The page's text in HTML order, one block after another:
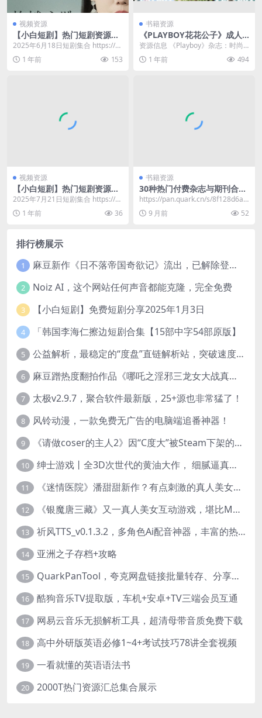
视频资源
【小白短剧】热门短剧资源分
享2025年6月18日
2025年6月18日短剧集合 https://p
an.quark.cn/s/47...
1 年前 153
书籍资源
《PLAYBOY花花公子》成人
杂志2017-2024合集pdf电子
版下载 【12.6GB】
资源信息 《Playboy》杂志：时尚
与生活方式的标杆 资源目录 ├──&
nbs...1 年前 494
视频资源
【小白短剧】热门短剧资源分
享2025年7月21日
2025年7月21日短剧集合 https://p
an.quark.cn/s/97...
1 年前 36
书籍资源
30种热门付费杂志与期刊合
集-2025 ‖ 更新中
​https://pan.quark.cn/s/8f128d6aff
1b 📁 热...
9 月前 52
排行榜展示
1 麻豆新作《日不落帝国奇欲记》流出，已解除登录验证！
2 Noiz AI，这个网站任何声音都能克隆，完全免费
3 【小白短剧】免费短剧分享2025年1月3日
4 「韩国李海仁擦边短剧合集【15部中字54部原版】
5 公益解析，最稳定的“度盘”直链解析站，突破速度限制
6 麻豆蹭热度翻拍作品《哪吒之淫邪三龙女大战真阳魔童》 已上线
7 太极v2.9.7，聚合软件最新版，25+源也非常猛了！
8 风铃动漫，一款免费无广告的电脑端追番神器！
9 《请做coser的主人2》因“C度大”被Steam下架的真人美女互动游戏！
10 绅士游戏丨全3D次世代的黄油大作， 细腻逼真的双人互动狂想曲！
11 《迷情医院》潘甜甜新作？有点刺激的真人美女互动游戏
12 《银魔唐三藏》又一真人美女互动游戏，堪比M豆！
13 祈风TTS_v0.1.3.2，多角色Ai配音神器，丰富的热门音色
14 亚洲之子存档+攻略
15 QuarkPanTool，夸克网盘链接批量转存、分享和下载工具
16 酷狗音乐TV提取版，车机+安卓+TV三端会员互通
17 网易云音乐无损解析工具，超清母带音质免费下载
18 高中外研版英语必修1~4+考试技巧78讲全套视频
19 一看就懂的英语语法书
20 2000T热门资源汇总集合展示